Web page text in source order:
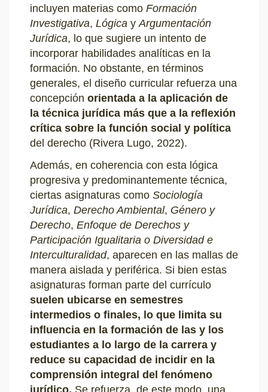
incluyen materias como Formación
Investigativa, Lógica y Argumentación
Jurídica, lo que sugiere un intento de
incorporar habilidades analíticas en la
formación. No obstante, en términos
generales, el diseño curricular refuerza una
concepción orientada a la aplicación de
la técnica jurídica más que a la reflexión
crítica sobre la función social y política
del derecho (Rivera Lugo, 2022).
Además, en coherencia con esta lógica
progresiva y predominantemente técnica,
ciertas asignaturas como Sociología
Jurídica, Derecho Ambiental, Género y
Derecho, Enfoque de Derechos y
Participación Igualitaria o Diversidad e
Interculturalidad, aparecen en las mallas de
manera aislada y periférica. Si bien estas
asignaturas forman parte del currículo
suelen ubicarse en semestres
intermedios o finales, lo que limita su
influencia en la formación de las y los
estudiantes a lo largo de la carrera y
reduce su capacidad de incidir en la
comprensión integral del fenómeno
jurídico. Se refuerza, de este modo, una